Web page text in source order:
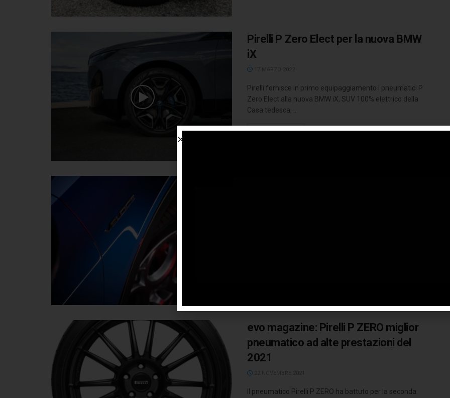
Pirelli P Zero Elect per la nuova BMW
iX
Pirelli fornisce in primo equipaggiamento i pneumatici P
Zero Elect alla nuova BMW iX, SUV 100% elettrico della
Casa tedesca, ...
LEGGI TUTTO
evo magazine: Pirelli P ZERO miglior
pneumatico ad alte prestazioni del
2021
Il pneumatico Pirelli P ZERO ha battuto per la seconda